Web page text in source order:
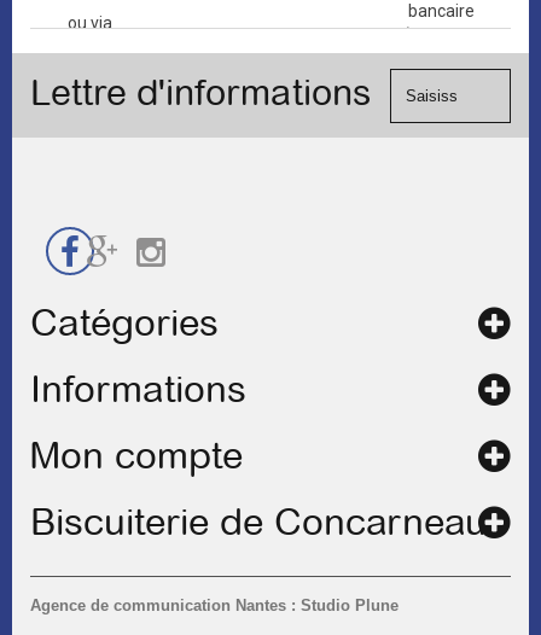
ou via
de
bancaire
(Mastercard,
Visa, ...) et
Lettre d'informations
Catégories
Informations
Agence de communication Nantes : Studio Plune
Mon compte
Biscuiterie de Concarneau